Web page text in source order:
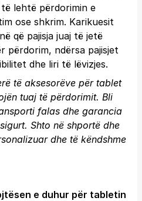
lehtë përdorimin e
ose shkrim. Karikuesit
që pajisja juaj të jetë
përdorim, ndërsa pajisjet
dhe liri të lëvizjes.
të aksesorëve për tablet
tuaj të përdorimit. Bli
falas dhe garancia
Shto në shportë dhe
dhe të këndshme
e duhur për tabletin